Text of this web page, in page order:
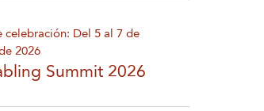
celebración: Del 5 al 7 de
2026
Summit 2026